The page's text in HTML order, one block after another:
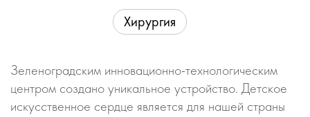
Хирургия
Зеленоградским инновационно-технологическим
центром создано уникальное устройство. Детское
искусственное сердце является для нашей страны